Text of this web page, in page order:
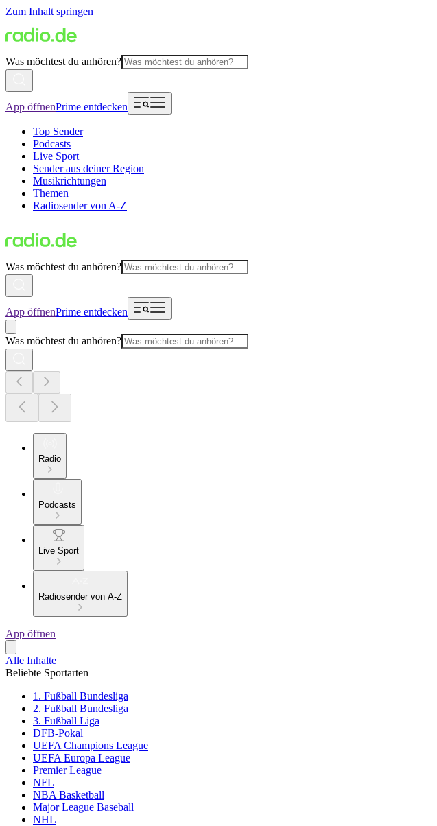
Zum Inhalt springen
Was möchtest du anhören?
App öffnenPrime entdecken
Top Sender
Podcasts
Live Sport
Sender aus deiner Region
Musikrichtungen
Themen
Radiosender von A-Z
Was möchtest du anhören?
App öffnenPrime entdecken
Was möchtest du anhören?
Radio
Podcasts
Live Sport
Radiosender von A-Z
App öffnen
Alle Inhalte
Beliebte Sportarten
1. Fußball Bundesliga
2. Fußball Bundesliga
3. Fußball Liga
DFB-Pokal
UEFA Champions League
UEFA Europa League
Premier League
NFL
NBA Basketball
Major League Baseball
NHL